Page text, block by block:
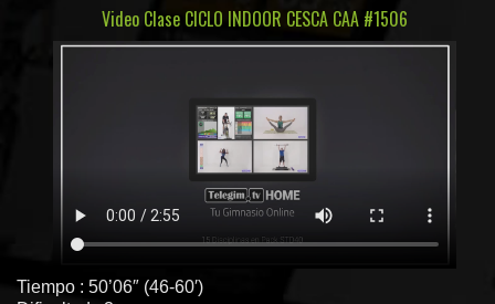
Video Clase CICLO INDOOR CESCA CAA #1506
Tiempo : 50’06″ (46-60′)